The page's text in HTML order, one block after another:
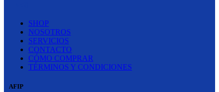
SHOP
NOSOTROS
SERVICIOS
CONTACTO
CÓMO COMPRAR
TÉRMINOS Y CONDICIONES
AFIP